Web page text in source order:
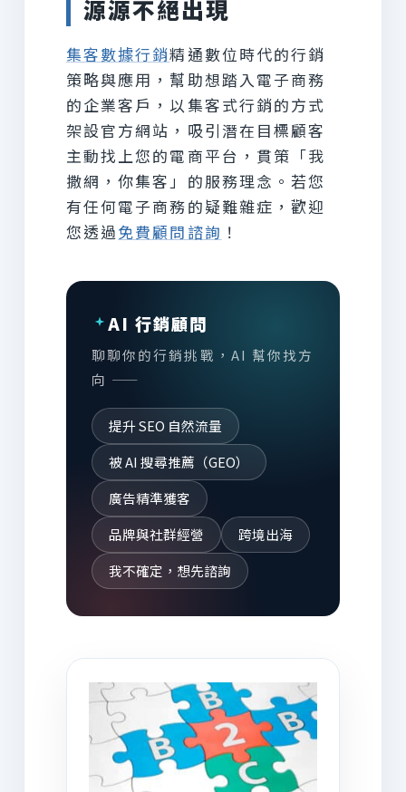
源源不絕出現
集客數據行銷精通數位時代的行銷
策略與應用，幫助想踏入電子商務
的企業客戶，以集客式行銷的方式
架設官方網站，吸引潛在目標顧客
主動找上您的電商平台，貫策「我
撒網，你集客」的服務理念。若您
有任何電子商務的疑難雜症，歡迎
您透過免費顧問諮詢 ！
AI 行銷顧問
聊聊你的行銷挑戰，AI 幫你找方
向 ——
提升 SEO 自然流量
被 AI 搜尋推薦（GEO）
廣告精準獲客
品牌與社群經營
跨境出海
我不確定，想先諮詢